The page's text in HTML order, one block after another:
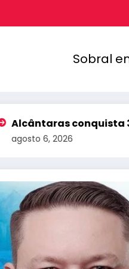
Sobral
conquista 3º lugar no